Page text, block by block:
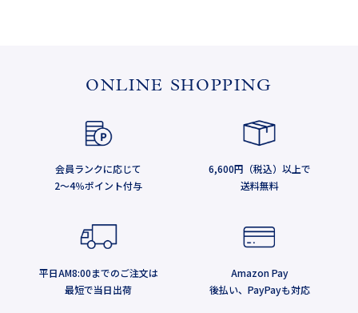
ONLINE SHOPPING
会員ランクに応じて
2～4％ポイント付与
6,600円（税込）以上で
送料無料
平日AM8:00までのご注文は
最短で当日出荷
Amazon Pay
後払い、PayPayも対応